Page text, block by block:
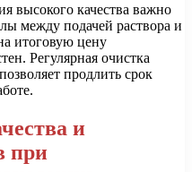
высокого качества важно
между подачей раствора и
итоговую цену
Регулярная очистка
продлить срок
и
при